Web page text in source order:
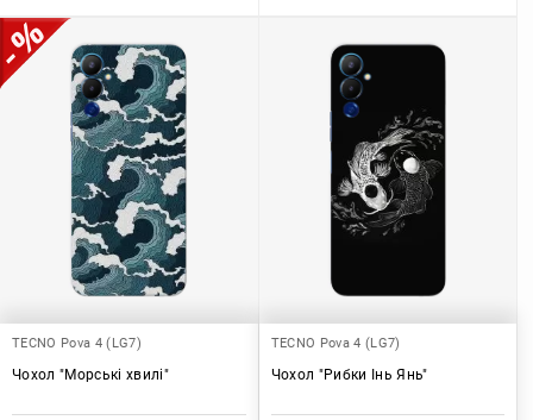
TECNO Pova 4 (LG7)
Чохол "Морські хвилі"
TECNO Pova 4 (LG7)
Чохол "Рибки Інь Янь"